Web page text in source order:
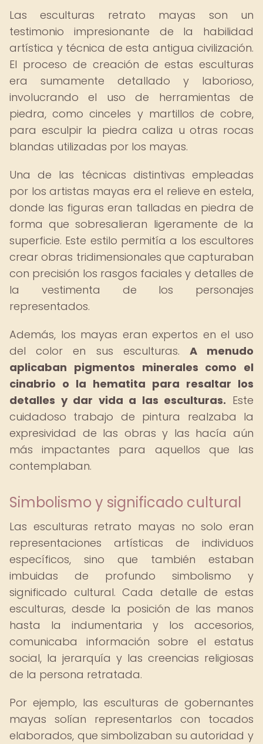
Las esculturas retrato mayas son un
testimonio impresionante de la habilidad
artística y técnica de esta antigua civilización.
El proceso de creación de estas esculturas
era sumamente detallado y laborioso,
involucrando el uso de herramientas de
piedra, como cinceles y martillos de cobre,
para esculpir la piedra caliza u otras rocas
blandas utilizadas por los mayas.
Una de las técnicas distintivas empleadas
por los artistas mayas era el relieve en estela,
donde las figuras eran talladas en piedra de
forma que sobresalieran ligeramente de la
superficie. Este estilo permitía a los escultores
crear obras tridimensionales que capturaban
con precisión los rasgos faciales y detalles de
la vestimenta de los personajes
representados.
Además, los mayas eran expertos en el uso
del color en sus esculturas. A menudo
aplicaban pigmentos minerales como el
cinabrio o la hematita para resaltar los
detalles y dar vida a las esculturas. Este
cuidadoso trabajo de pintura realzaba la
expresividad de las obras y las hacía aún
más impactantes para aquellos que las
contemplaban.
Simbolismo y significado cultural
Las esculturas retrato mayas no solo eran
representaciones artísticas de individuos
específicos, sino que también estaban
imbuidas de profundo simbolismo y
significado cultural. Cada detalle de estas
esculturas, desde la posición de las manos
hasta la indumentaria y los accesorios,
comunicaba información sobre el estatus
social, la jerarquía y las creencias religiosas
de la persona retratada.
Por ejemplo, las esculturas de gobernantes
mayas solían representarlos con tocados
elaborados, que simbolizaban su autoridad y